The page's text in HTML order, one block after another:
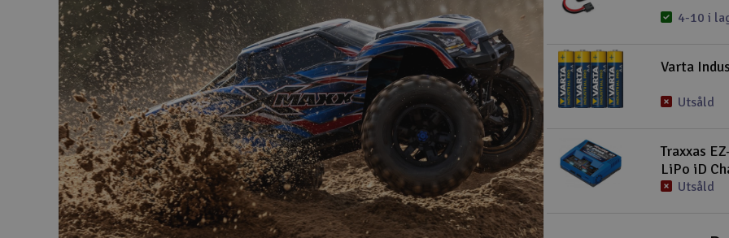
Presentkort
4-10 i
Varta
Utsåld
Traxxas
LiPo iD
Utsåld